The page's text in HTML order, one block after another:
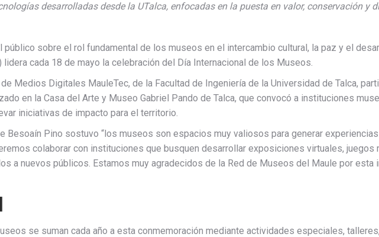
desarrolladas desde la UTalca, enfocadas en la puesta en valor, conservación y
sobre el rol fundamental de los museos en el intercambio cultural, la paz y el
cada 18 de mayo la celebración del Día Internacional de los Museos.
Medios Digitales MauleTec, de la Facultad de Ingeniería de la Universidad de Talca,
en la Casa del Arte y Museo Gabriel Pando de Talca, que convocó a instituciones
iniciativas de impacto para el territorio.
Besoaín Pino sostuvo “los museos son espacios muy valiosos para generar
colaborar con instituciones que busquen desarrollar exposiciones virtuales,
a nuevos públicos. Estamos muy agradecidos de la Red de Museos del Maule por
se suman cada año a esta conmemoración mediante actividades especiales,